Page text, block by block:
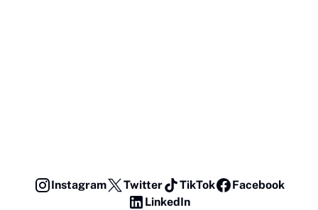
Instagram Twitter TikTok
Facebook
LinkedIn